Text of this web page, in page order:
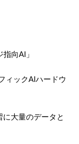
向AI」
ックAIハードウ
大量のデータと